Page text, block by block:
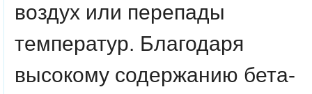
воздух или перепады
температур. Благодаря
высокому содержанию бета-